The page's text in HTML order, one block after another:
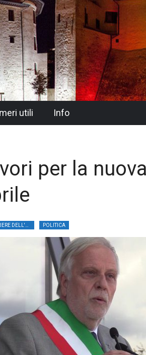
utili Info
per la
POLITICA